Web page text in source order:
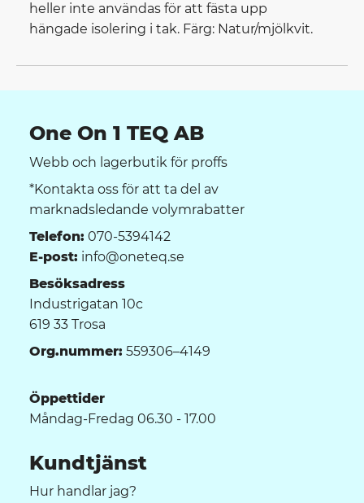
heller inte användas för att fästa upp
hängade isolering i tak. Färg: Natur/mjölkvit.
One On 1 TEQ AB
Webb och lagerbutik för proffs
*Kontakta oss för att ta del av
marknadsledande volymrabatter
Telefon: 070-5394142
E-post: info@oneteq.se
Besöksadress
Industrigatan 10c
619 33 Trosa
Org.nummer: 559306–4149
Öppettider
Måndag-Fredag 06.30 - 17.00
Kundtjänst
Hur handlar jag?